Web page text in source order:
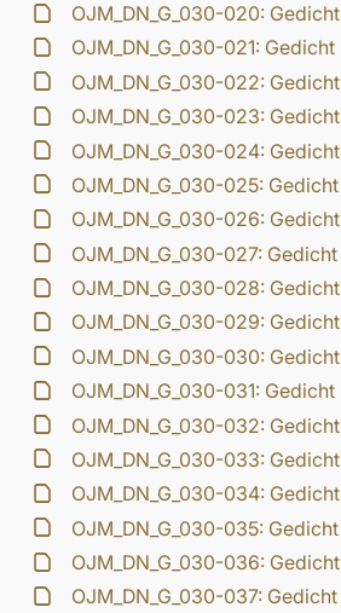
OJM_DN_G_030-020: Gedicht
OJM_DN_G_030-021: Gedicht
OJM_DN_G_030-022: Gedicht
OJM_DN_G_030-023: Gedicht
OJM_DN_G_030-024: Gedicht
OJM_DN_G_030-025: Gedicht
OJM_DN_G_030-026: Gedicht
OJM_DN_G_030-027: Gedicht
OJM_DN_G_030-028: Gedicht
OJM_DN_G_030-029: Gedicht
OJM_DN_G_030-030: Gedicht
OJM_DN_G_030-031: Gedicht
OJM_DN_G_030-032: Gedicht
OJM_DN_G_030-033: Gedicht
OJM_DN_G_030-034: Gedicht
OJM_DN_G_030-035: Gedicht
OJM_DN_G_030-036: Gedicht
OJM_DN_G_030-037: Gedicht